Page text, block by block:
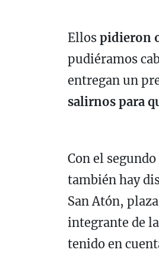
Ellos pidieron
pudiéramos
entregan un
salirnos para
Con el
también hay
San Atón,
integrante de
tenido en